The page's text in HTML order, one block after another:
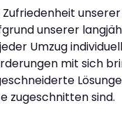
unserer
Umzug
mit sich
zugeschnitten sind.